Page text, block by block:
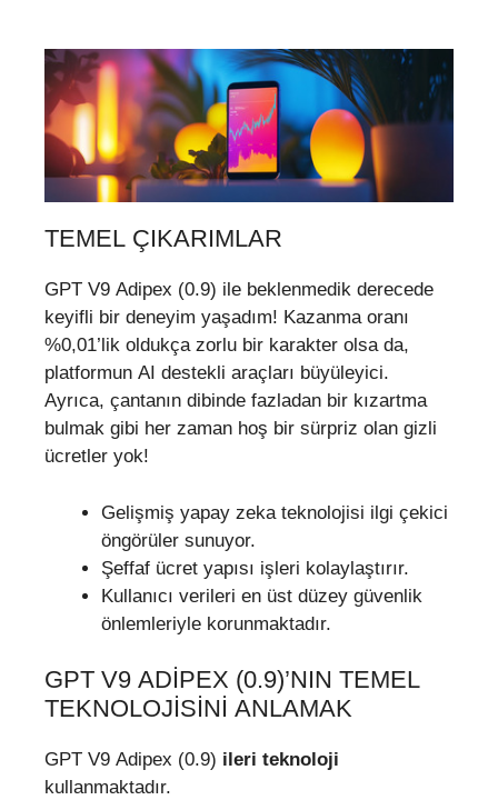
TEMEL ÇIKARIMLAR
GPT V9 Adipex (0.9) ile beklenmedik derecede
keyifli bir deneyim yaşadım! Kazanma oranı
%0,01’lik oldukça zorlu bir karakter olsa da,
platformun AI destekli araçları büyüleyici.
Ayrıca, çantanın dibinde fazladan bir kızartma
bulmak gibi her zaman hoş bir sürpriz olan gizli
ücretler yok!
Gelişmiş yapay zeka teknolojisi ilgi çekici
öngörüler sunuyor.
Şeffaf ücret yapısı işleri kolaylaştırır.
Kullanıcı verileri en üst düzey güvenlik
önlemleriyle korunmaktadır.
GPT V9 ADIPEX (0.9)’NIN TEMEL
TEKNOLOJISINI ANLAMAK
GPT V9 Adipex (0.9) ileri teknoloji
kullanmaktadır.